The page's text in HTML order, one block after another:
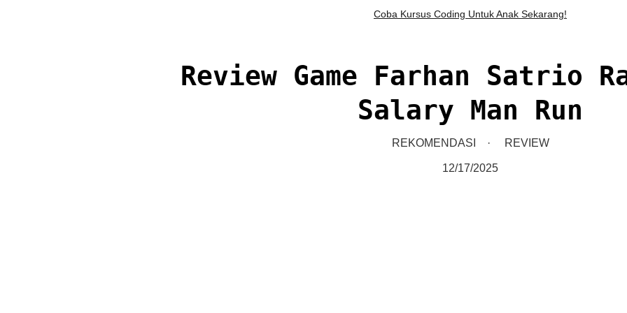
Coba Kursus Coding Untuk Anak Sekarang!
Review Game Farhan Satrio
Salary Man Run
REKOMENDASI REVIEW
12/17/2025